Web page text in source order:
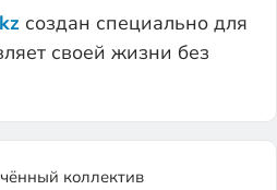
создан специально для
своей жизни без
коллектив